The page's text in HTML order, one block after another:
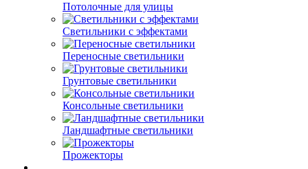
Потолочные для улицы
Светильники с эффектами
Переносные светильники
Грунтовые светильники
Консольные светильники
Ландшафтные светильники
Прожекторы